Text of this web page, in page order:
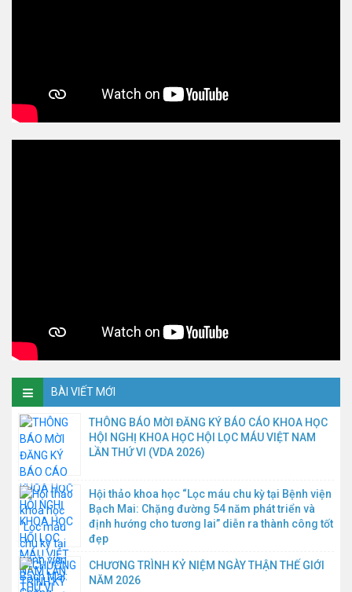
BÀI VIẾT MỚI
THÔNG BÁO MỜI ĐĂNG KÝ BÁO CÁO KHOA HỌC
HỘI NGHỊ KHOA HỌC HỘI LỌC MÁU VIỆT NAM
LẦN THỨ VI (VDA 2026)
Hội thảo khoa học “Lọc máu chu kỳ tại Bệnh viện
Bạch Mai: Chặng đường 54 năm phát triển và
định hướng cho tương lai” diễn ra thành công tốt
đẹp
CHƯƠNG TRÌNH KỶ NIỆM NGÀY THẬN THẾ GIỚI
NĂM 2026